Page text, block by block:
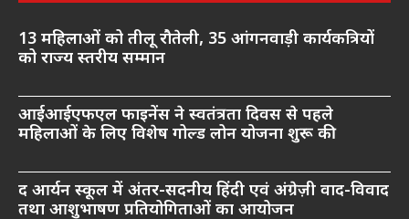
13 महिलाओं को तीलू रौतेली, 35 आंगनवाड़ी कार्यकत्रियों
को राज्य स्तरीय सम्मान
आईआईएफएल फाइनेंस ने स्वतंत्रता दिवस से पहले
महिलाओं के लिए विशेष गोल्ड लोन योजना शुरू की
द आर्यन स्कूल में अंतर-सदनीय हिंदी एवं अंग्रेज़ी वाद-विवाद
तथा आशुभाषण प्रतियोगिताओं का आयोजन